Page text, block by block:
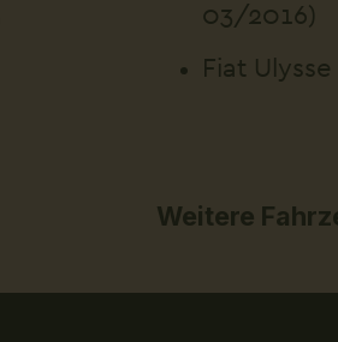
03/2016)
Fiat
Weitere